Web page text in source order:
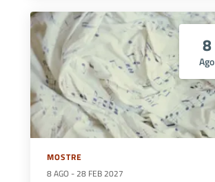
8
Ago
MOSTRE
8 AGO -28 FEB 2027